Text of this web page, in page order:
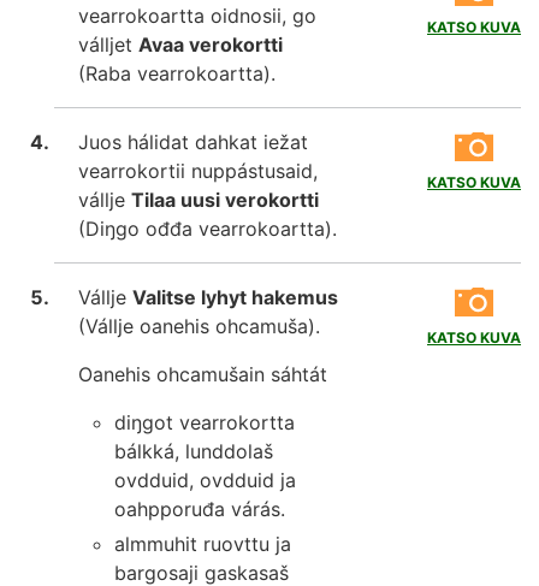
KATSO KUVA
vearrokoartta oidnosii, go
válljet Avaa verokortti
(Raba vearrokoartta).
KATSO KUVA
Juos hálidat dahkat iežat
vearrokortii nuppástusaid,
vállje Tilaa uusi verokortti
(Diŋgo ođđa vearrokoartta).
KATSO KUVA
Vállje Valitse lyhyt hakemus
(Vállje oanehis ohcamuša).
Oanehis ohcamušain sáhtát
diŋgot vearrokortta
bálkká, lunddolaš
ovdduid, ovdduid ja
oahpporuđa várás.
almmuhit ruovttu ja
bargosaji gaskasaš